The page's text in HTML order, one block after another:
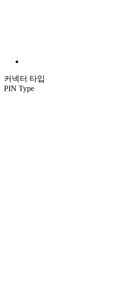
커넥터 타입
PIN Type